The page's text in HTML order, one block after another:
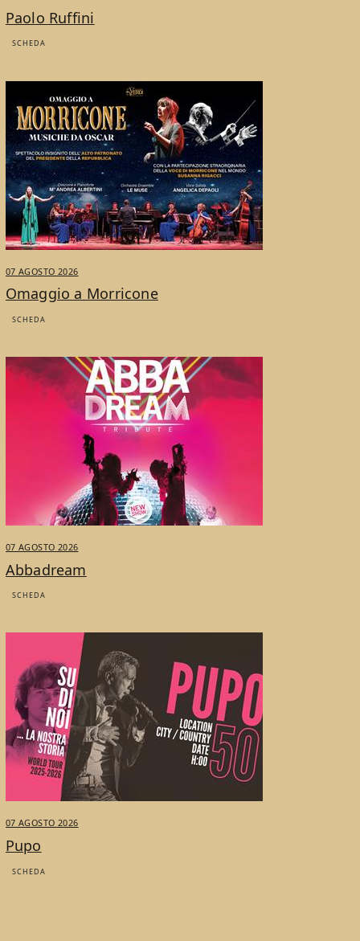
Paolo Ruffini
SCHEDA
07 AGOSTO 2026
Omaggio a Morricone
SCHEDA
07 AGOSTO 2026
Abbadream
SCHEDA
07 AGOSTO 2026
Pupo
SCHEDA